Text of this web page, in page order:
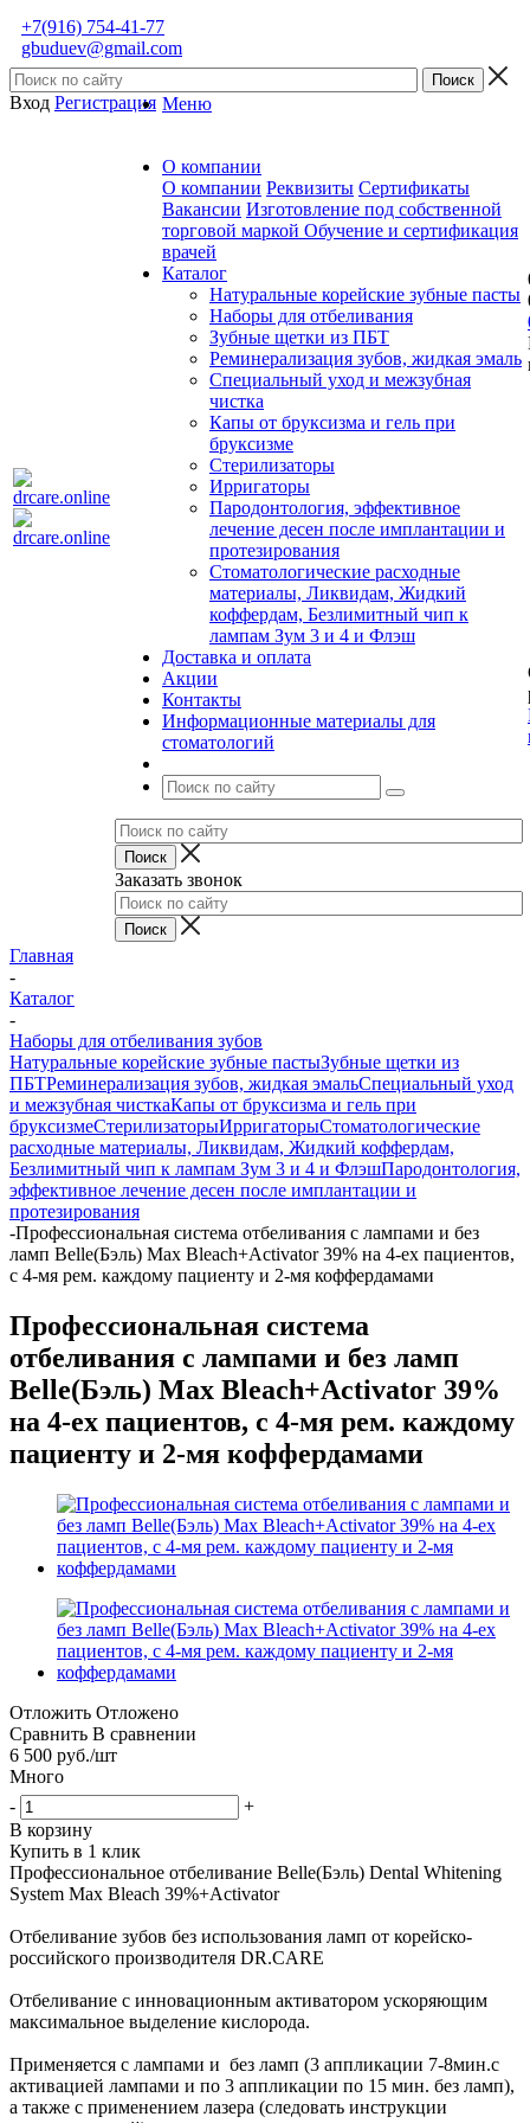
+7(916) 754-41-77
gbuduev@gmail.com
Вход Регистрация Меню
О компании
О компании Реквизиты Сертификаты
Вакансии Изготовление под собственной
торговой маркой Обучение и сертификация
врачей
Каталог
Натуральные корейские зубные пасты
Наборы для отбеливания
Зубные щетки из ПБТ
Реминерализация зубов, жидкая эмаль
Специальный уход и межзубная
чистка
Капы от бруксизма и гель при
бруксизме
Стерилизаторы
Ирригаторы
Пародонтология, эффективное
лечение десен после имплантации и
протезирования
Стоматологические расходные
материалы, Ликвидам, Жидкий
коффердам, Безлимитный чип к
лампам Зум 3 и 4 и Флэш
Доставка и оплата
Акции
Контакты
Информационные материалы для
стоматологий
Заказать звонок
Главная
-
Каталог
-
Наборы для отбеливания зубов
Натуральные корейские зубные пастыЗубные щетки из
ПБТРеминерализация зубов, жидкая эмальСпециальный уход
и межзубная чисткаКапы от бруксизма и гель при
бруксизмеСтерилизаторыИрригаторыСтоматологические
расходные материалы, Ликвидам, Жидкий коффердам,
Безлимитный чип к лампам Зум 3 и 4 и ФлэшПародонтология,
эффективное лечение десен после имплантации и
протезирования
-Профессиональная система отбеливания с лампами и без
ламп Belle(Бэль) Max Bleach+Activator 39% на 4-ех пациентов,
c 4-мя рем. каждому пациенту и 2-мя коффердамами
Профессиональная система
отбеливания с лампами и без ламп
Belle(Бэль) Max Bleach+Activator 39%
на 4-ех пациентов, c 4-мя рем. каждому
пациенту и 2-мя коффердамами
Отложить Отложено
Сравнить В сравнении
6 500 руб./шт
Много
-
+
В корзину
Купить в 1 клик
Профессиональное отбеливание Belle(Бэль) Dental Whitening
System Max Bleach 39%+Activator
Отбеливание зубов без использования ламп от корейско-
российского производителя DR.CARE
Отбеливание с инновационным активатором ускоряющим
максимальное выделение кислорода.
Применяется с лампами и без ламп (3 аппликации 7-8мин.с
активацией лампами и по 3 аппликации по 15 мин. без ламп),
а также с применением лазера (следовать инструкции